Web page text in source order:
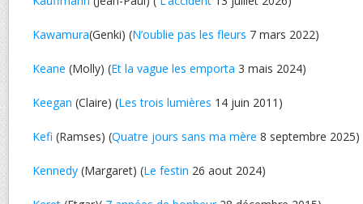
Kawamura(Genki) (N’oublie pas les fleurs 7 mars 2022)
Keane (Molly) (Et la vague les emporta 3 mais 2024)
Keegan (Claire) (Les trois lumières 14 juin 2011)
Kefi (Ramses) (Quatre jours sans ma mère 8 septembre 2025)
Kennedy (Margaret) (Le festin 26 aout 2024)